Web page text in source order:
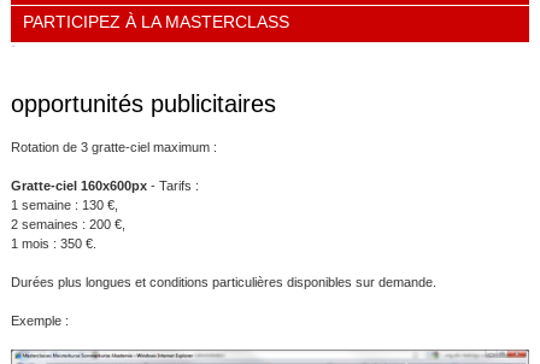
PARTICIPEZ À LA MASTERCLASS
opportunités publicitaires
Rotation de 3 gratte-ciel maximum :
Gratte-ciel 160x600px- Tarifs :
1 semaine : 130 €,
2 semaines : 200 €,
1 mois : 350 €.
Durées plus longues et conditions particulières disponibles sur demande.
Exemple :